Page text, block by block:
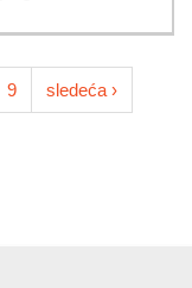
9 sledeća ›